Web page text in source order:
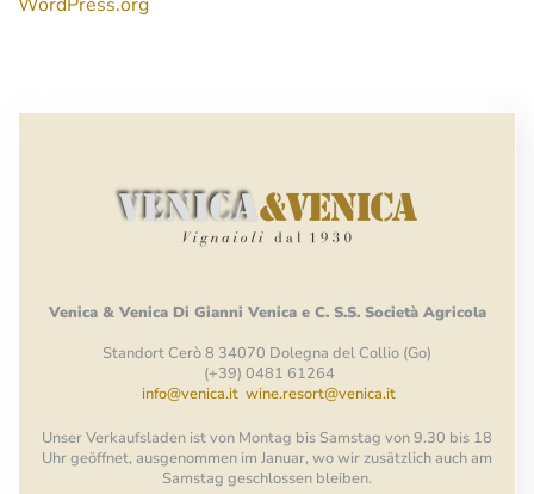
Venica & Venica Di Gianni Venica e C. S.S. Società Agricola
Standort Cerò 8 34070 Dolegna del Collio (Go)
(+39) 0481 61264
info@venica.it wine.resort@venica.it
Unser Verkaufsladen ist von Montag bis Samstag von 9.30 bis 18
Uhr geöffnet, ausgenommen im Januar, wo wir zusätzlich auch am
Samstag geschlossen bleiben.